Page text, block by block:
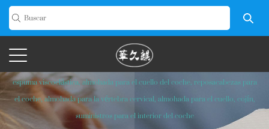
Inicio Almohada de Espuma Viscoelástica
Espuma Viscoelástica para el Cuello del Coche
espuma viscoelástica, almohada para el cuello del coche, reposacabezas para
el coche, almohada para la vértebra cervical, almohada para el cuello, cojín,
suministros para el interior del coche